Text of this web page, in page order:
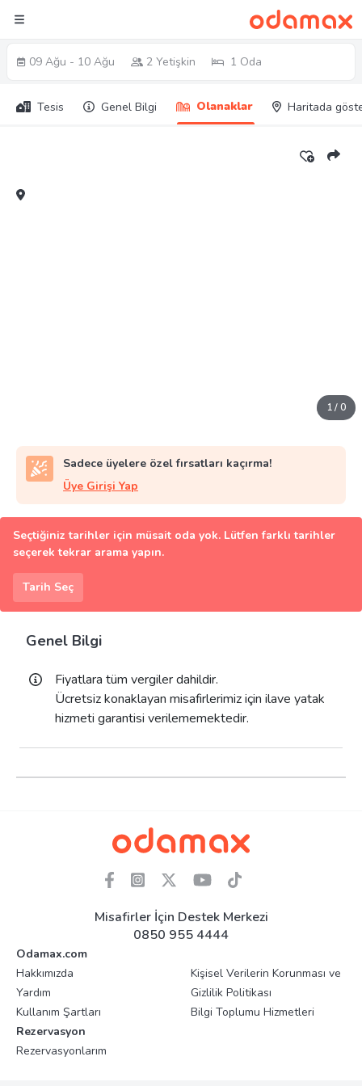
09 Ağu - 10 Ağu 2 Yetişkin 1 Oda
Tesis Genel Bilgi Olanaklar Haritada
1/0
Sadece üyelere özel fırsatları kaçırma!
Üye Girişi Yap
Seçtiğiniz tarihler için müsait oda yok. Lütfen farklı tarihler
seçerek tekrar arama yapın.
Tarih Seç
Genel Bilgi
Fiyatlara tüm vergiler dahildir.
Ücretsiz konaklayan misafirlerimiz için ilave yatak
hizmeti garantisi verilememektedir.
Misafirler İçin Destek Merkezi
0850 955 4444
Odamax.com
Hakkımızda
Yardım
Kullanım Şartları
Kişisel Verilerin Korunması ve
Gizlilik Politikası
Bilgi Toplumu Hizmetleri
Rezervasyon
Rezervasyonlarım